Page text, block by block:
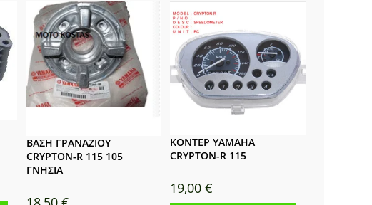
ΒΑΣΗ ΓΡΑΝΑΖΙΟΥ
CRYPTON-R 115 105
ΓΝΗΣΙΑ
ΚΟΝΤΕΡ YAMAHA
CRYPTON-R 115
19,00€